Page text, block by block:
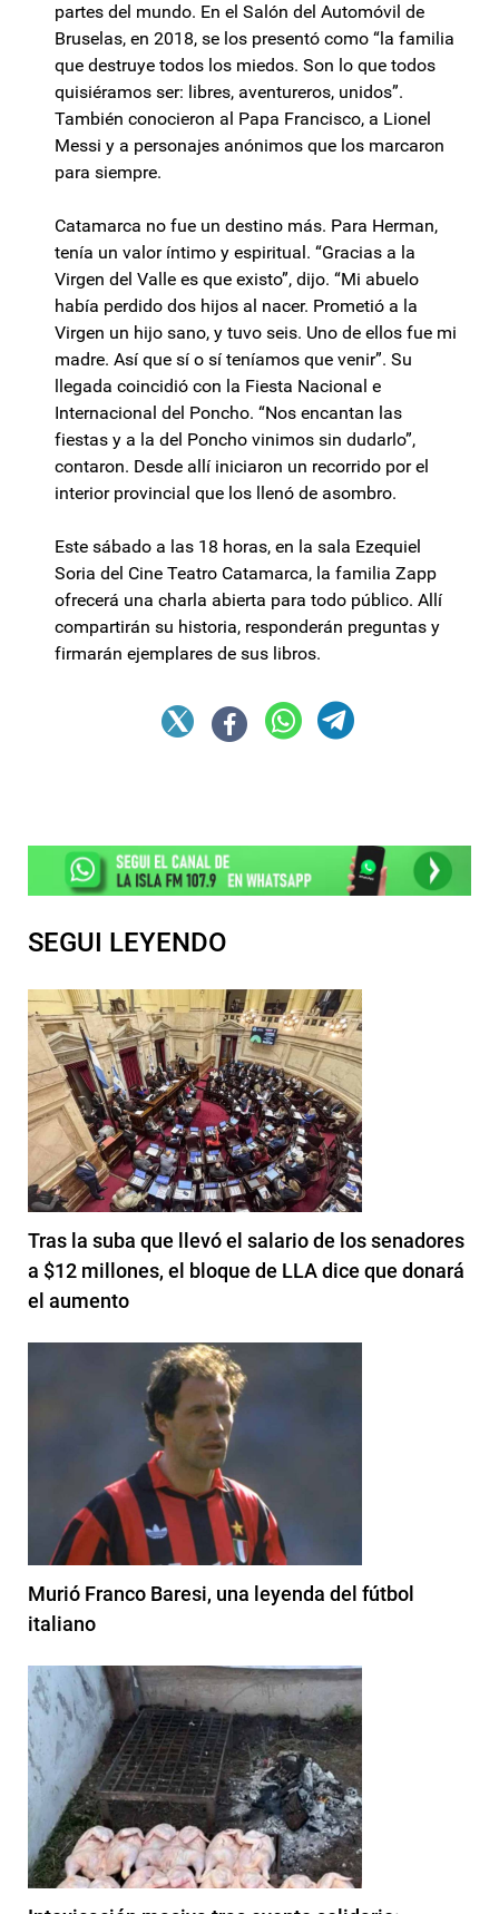
partes del mundo. En el Salón del Automóvil de
Bruselas, en 2018, se los presentó como “la familia
que destruye todos los miedos. Son lo que todos
quisiéramos ser: libres, aventureros, unidos”.
También conocieron al Papa Francisco, a Lionel
Messi y a personajes anónimos que los marcaron
para siempre.
Catamarca no fue un destino más. Para Herman,
tenía un valor íntimo y espiritual. “Gracias a la
Virgen del Valle es que existo”, dijo. “Mi abuelo
había perdido dos hijos al nacer. Prometió a la
Virgen un hijo sano, y tuvo seis. Uno de ellos fue mi
madre. Así que sí o sí teníamos que venir”. Su
llegada coincidió con la Fiesta Nacional e
Internacional del Poncho. “Nos encantan las
fiestas y a la del Poncho vinimos sin dudarlo”,
contaron. Desde allí iniciaron un recorrido por el
interior provincial que los llenó de asombro.
Este sábado a las 18 horas, en la sala Ezequiel
Soria del Cine Teatro Catamarca, la familia Zapp
ofrecerá una charla abierta para todo público. Allí
compartirán su historia, responderán preguntas y
firmarán ejemplares de sus libros.
SEGUI LEYENDO
Tras la suba que llevó el salario de los senadores
a $12 millones, el bloque de LLA dice que donará
el aumento
Murió Franco Baresi, una leyenda del fútbol
italiano